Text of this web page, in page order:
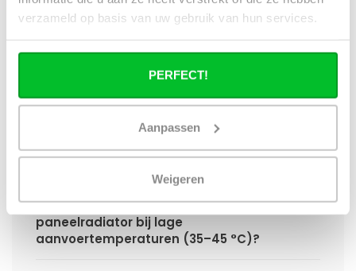
verzameld op basis van uw gebruik van hun services.
PERFECT!
Aanpassen
Weigeren
hybride paneelradiator ten opzichte van
Wat is het voordeel van geïntegreerde
radiatorventilatoren?
Waarom is een hybride paneelradiator
Hoe presteert een hybride
paneelradiator bij lage
aanvoertemperaturen (35–45 °C)?